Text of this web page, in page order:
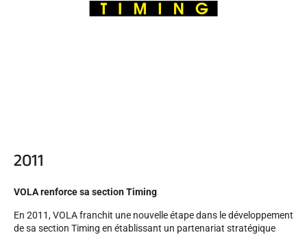
2011
VOLA renforce sa section Timing
En 2011, VOLA franchit une nouvelle étape dans le développement
de sa section Timing en établissant un partenariat stratégique